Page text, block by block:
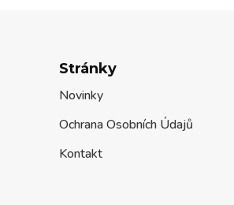
Stránky
Novinky
Ochrana Osobních Údajů
Kontakt